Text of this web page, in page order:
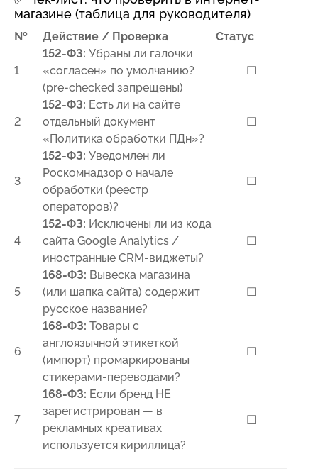
магазине (таблица для руководителя)
№ Действие / Проверка Статус
1
152-ФЗ: Убраны ли галочки
«согласен» по умолчанию?
(pre-checked запрещены)
☐
2
152-ФЗ: Есть ли на сайте
отдельный документ
«Политика обработки ПДн»?
☐
3
152-ФЗ: Уведомлен ли
Роскомнадзор о начале
обработки (реестр
операторов)?
☐
4
152-ФЗ: Исключены ли из кода
сайта Google Analytics /
иностранные CRM-виджеты?
☐
5
168-ФЗ: Вывеска магазина
(или шапка сайта) содержит
русское название?
☐
6
168-ФЗ: Товары с
англоязычной этикеткой
(импорт) промаркированы
стикерами-переводами?
☐
7
168-ФЗ: Если бренд НЕ
зарегистрирован — в
рекламных креативах
используется кириллица?
☐